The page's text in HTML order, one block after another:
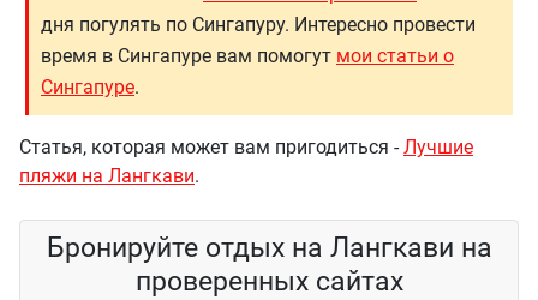
дня погулять по Сингапуру. Интересно провести
время в Сингапуре вам помогут мои статьи о
Сингапуре.
Статья, которая может вам пригодиться -Лучшие
пляжи на Лангкави.
Бронируйте отдых на Лангкави на
проверенных сайтах